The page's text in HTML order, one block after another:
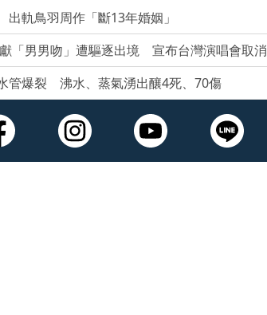
軌鳥羽周作「斷13年婚姻」
「男男吻」遭驅逐出境 宣布台灣演唱會取消
管爆裂 沸水、蒸氣湧出釀4死、70傷